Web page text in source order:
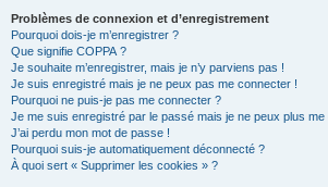
Problèmes de connexion et d’enregistrement
Pourquoi dois-je m’enregistrer ?
Que signifie COPPA ?
Je souhaite m’enregistrer, mais je n’y parviens pas !
Je suis enregistré mais je ne peux pas me connecter !
Pourquoi ne puis-je pas me connecter ?
Je me suis enregistré par le passé mais je ne peux plus me
J’ai perdu mon mot de passe !
Pourquoi suis-je automatiquement déconnecté ?
À quoi sert « Supprimer les cookies » ?